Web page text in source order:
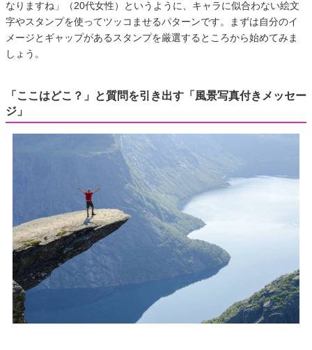
なりますね」（20代女性）というように、キャラに似合わない絵文
字やスタンプを使ってツッコませるパターンです。まずは自分のイ
メージとギャップがあるスタンプを厳選するところから始めてみま
しょう。
「ここはどこ？」と質問を引き出す「風景写真付きメッセー
ジ」